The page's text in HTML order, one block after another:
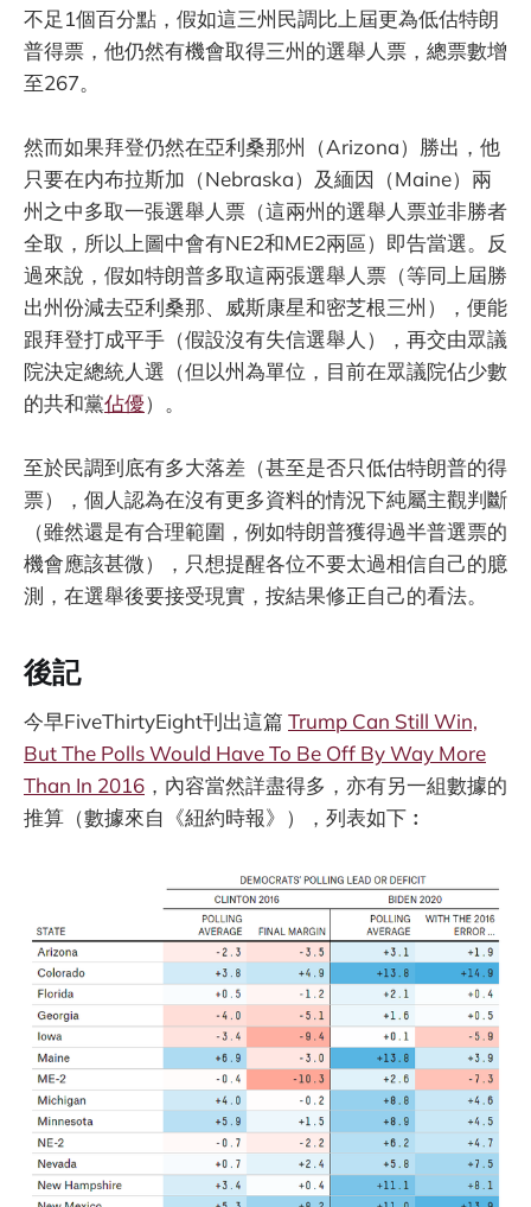
不足1個百分點，假如這三州民調比上屆更為低估特朗
普得票，他仍然有機會取得三州的選舉人票，總票數增
至267。
然而如果拜登仍然在亞利桑那州（Arizona）勝出，他
只要在内布拉斯加（Nebraska）及緬因（Maine）兩
州之中多取一張選舉人票（這兩州的選舉人票並非勝者
全取，所以上圖中會有NE2和ME2兩區）即告當選。反
過來說，假如特朗普多取這兩張選舉人票（等同上屆勝
出州份減去亞利桑那、威斯康星和密芝根三州），便能
跟拜登打成平手（假設沒有失信選舉人），再交由眾議
院決定總統人選（但以州為單位，目前在眾議院佔少數
的共和黨佔優）。
至於民調到底有多大落差（甚至是否只低估特朗普的得
票），個人認為在沒有更多資料的情況下純屬主觀判斷
（雖然還是有合理範圍，例如特朗普獲得過半普選票的
機會應該甚微），只想提醒各位不要太過相信自己的臆
測，在選舉後要接受現實，按結果修正自己的看法。
後記
今早FiveThirtyEight刊出這篇 Trump Can Still Win,
But The Polls Would Have To Be Off By Way More
Than In 2016 ，內容當然詳盡得多，亦有另一組數據的
推算（數據來自《紐約時報》），列表如下︰